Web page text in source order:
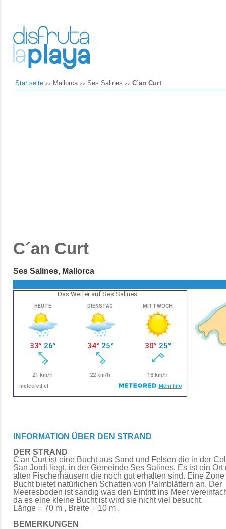
Startseite Mallorca Ses Salines C´an Curt
C´an Curt
Ses Salines, Mallorca
Das Wetter auf Ses Salines
INFORMATION ÜBER DEN STRAND
DER STRAND
C'an Curt ist eine Bucht aus Sand und Felsen die in der
San Jordi liegt, in der Gemeinde Ses Salines. Es ist ein Ort
alten Fischerhäusern die noch gut erhalten sind. Eine Zone
Bucht bietet natürlichen Schatten von Palmblättern an. Der
Meeresboden ist sandig was den Eintritt ins Meer
da es eine kleine Bucht ist wird sie nicht viel besucht.
Länge = 70 m , Breite = 10 m .
BEMERKUNGEN